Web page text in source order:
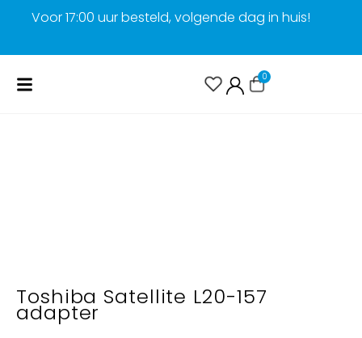
Voor 17:00 uur besteld, volgende dag in huis!
0
Toshiba Satellite L20-157
adapter